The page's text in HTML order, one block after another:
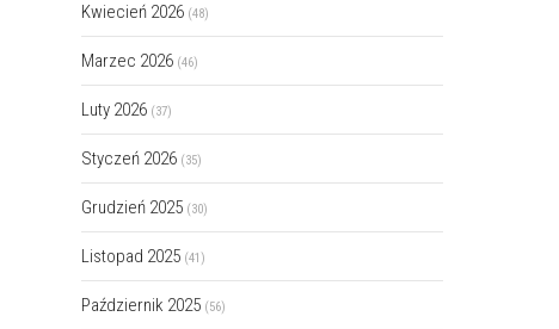
Kwiecień 2026 (48)
Marzec 2026 (46)
Luty 2026 (37)
Styczeń 2026 (35)
Grudzień 2025 (30)
Listopad 2025 (41)
Październik 2025 (56)